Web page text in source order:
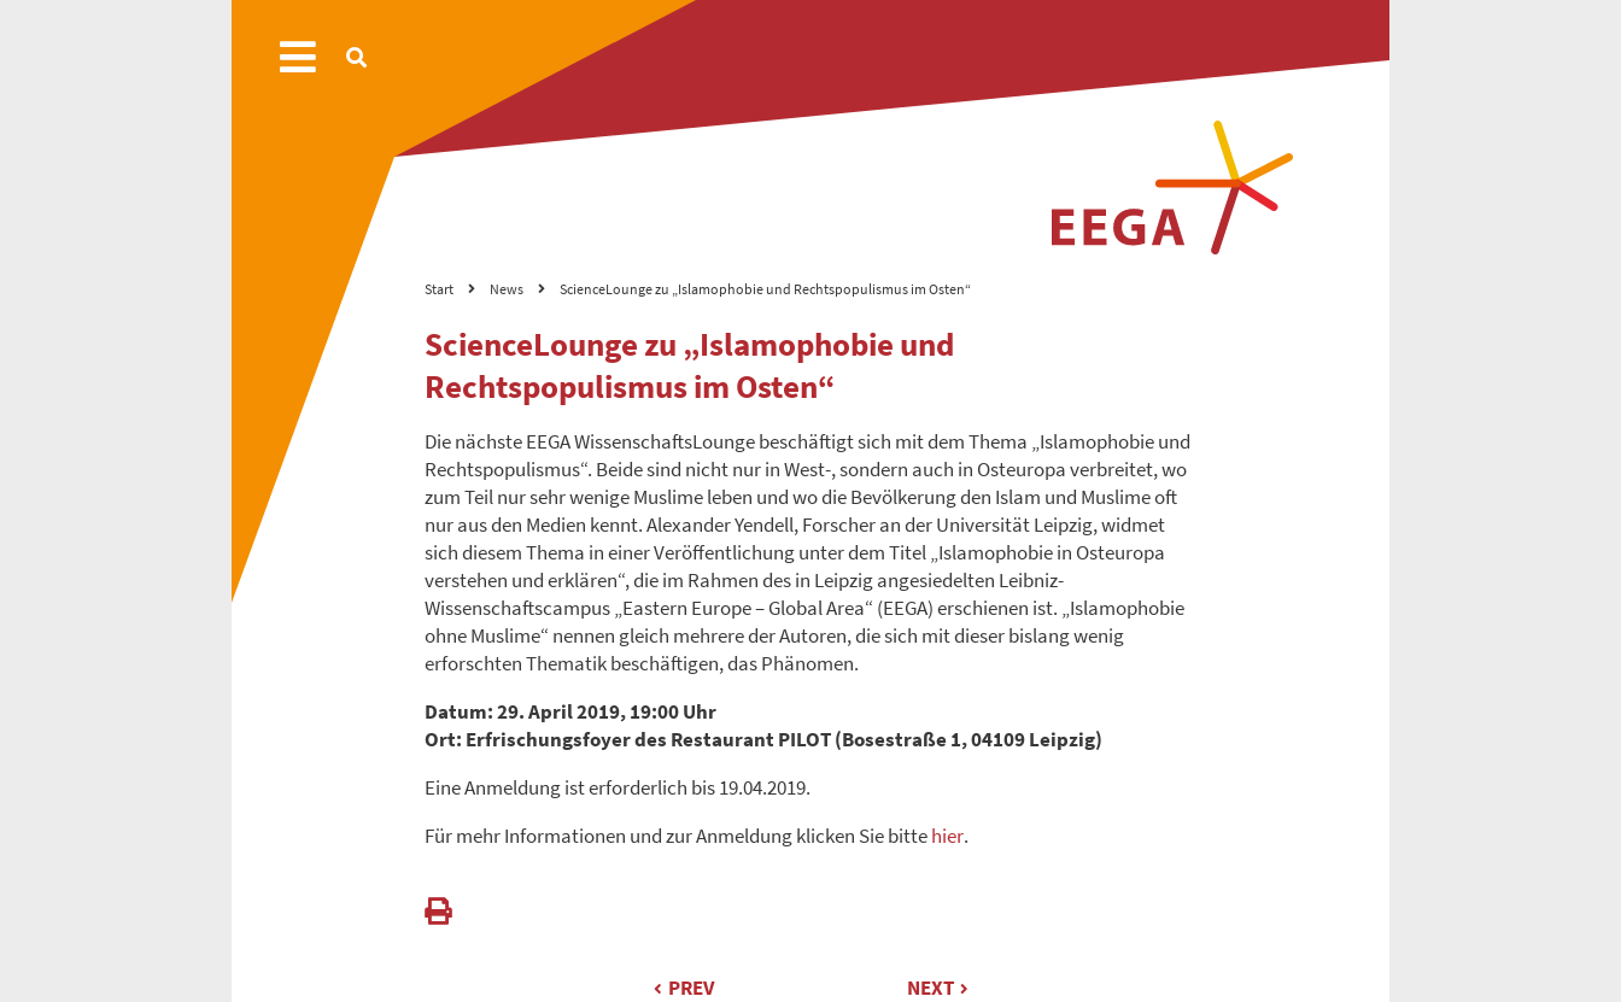
Start News ScienceLounge zu „Islamophobie und Rechtspopulismus im Osten“
ScienceLounge zu „Islamophobie und
Rechtspopulismus im Osten“
Die nächste EEGA WissenschaftsLounge beschäftigt sich mit dem Thema „Islamophobie und
Rechtspopulismus“. Beide sind nicht nur in West-, sondern auch in Osteuropa verbreitet, wo
zum Teil nur sehr wenige Muslime leben und wo die Bevölkerung den Islam und Muslime oft
nur aus den Medien kennt. Alexander Yendell, Forscher an der Universität Leipzig, widmet
sich diesem Thema in einer Veröffentlichung unter dem Titel „Islamophobie in Osteuropa
verstehen und erklären“, die im Rahmen des in Leipzig angesiedelten Leibniz-
Wissenschaftscampus „Eastern Europe – Global Area“ (EEGA) erschienen ist. „Islamophobie
ohne Muslime“ nennen gleich mehrere der Autoren, die sich mit dieser bislang wenig
erforschten Thematik beschäftigen, das Phänomen.
Datum: 29. April 2019, 19:00 Uhr
Ort: Erfrischungsfoyer des Restaurant PILOT (Bosestraße 1, 04109 Leipzig)
Eine Anmeldung ist erforderlich bis 19.04.2019.
Für mehr Informationen und zur Anmeldung klicken Sie bittehier.
PREV
NEXT